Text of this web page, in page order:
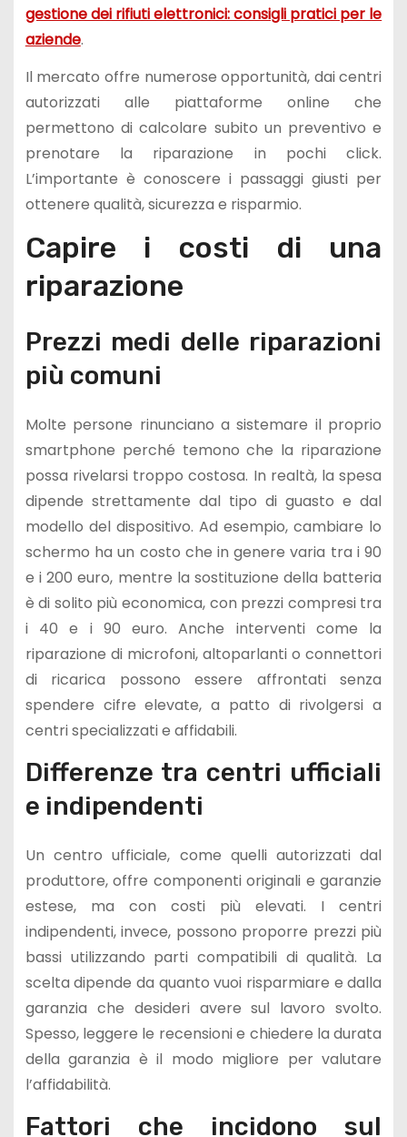
gestione dei rifiuti elettronici: consigli pratici per le
aziende.
Il mercato offre numerose opportunità, dai centri
autorizzati alle piattaforme online che
permettono di calcolare subito un preventivo e
prenotare la riparazione in pochi click.
L’importante è conoscere i passaggi giusti per
ottenere qualità, sicurezza e risparmio.
Capire i costi di una
riparazione
Prezzi medi delle riparazioni
più comuni
Molte persone rinunciano a sistemare il proprio
smartphone perché temono che la riparazione
possa rivelarsi troppo costosa. In realtà, la spesa
dipende strettamente dal tipo di guasto e dal
modello del dispositivo. Ad esempio, cambiare lo
schermo ha un costo che in genere varia tra i 90
e i 200 euro, mentre la sostituzione della batteria
è di solito più economica, con prezzi compresi tra
i 40 e i 90 euro. Anche interventi come la
riparazione di microfoni, altoparlanti o connettori
di ricarica possono essere affrontati senza
spendere cifre elevate, a patto di rivolgersi a
centri specializzati e affidabili.
Differenze tra centri ufficiali
e indipendenti
Un centro ufficiale, come quelli autorizzati dal
produttore, offre componenti originali e garanzie
estese, ma con costi più elevati. I centri
indipendenti, invece, possono proporre prezzi più
bassi utilizzando parti compatibili di qualità. La
scelta dipende da quanto vuoi risparmiare e dalla
garanzia che desideri avere sul lavoro svolto.
Spesso, leggere le recensioni e chiedere la durata
della garanzia è il modo migliore per valutare
l’affidabilità.
Fattori che incidono sul